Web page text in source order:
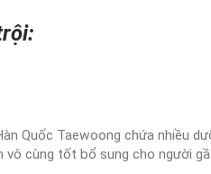
Quốc Taewoong chứa nhiều
cùng tốt bổ sung cho người